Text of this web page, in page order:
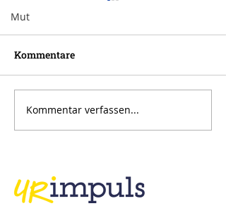
Mut
Inspiration zur Woche
11/2024
Kommentare
Kommentar verfassen...